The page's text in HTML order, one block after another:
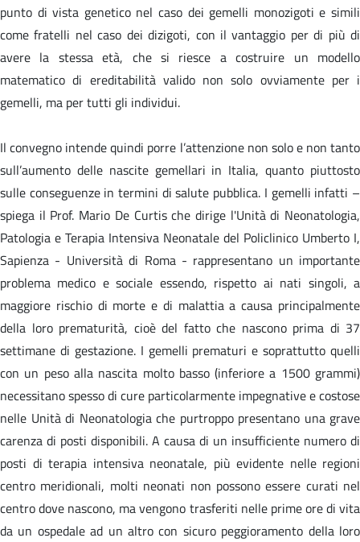
punto di vista genetico nel caso dei gemelli monozigoti e simili
come fratelli nel caso dei dizigoti, con il vantaggio per di più di
avere la stessa età, che si riesce a costruire un modello
matematico di ereditabilità valido non solo ovviamente per i
gemelli, ma per tutti gli individui.
Il convegno intende quindi porre l’attenzione non solo e non tanto
sull’aumento delle nascite gemellari in Italia, quanto piuttosto
sulle conseguenze in termini di salute pubblica. I gemelli infatti –
spiega il Prof. Mario De Curtis che dirige l'Unità di Neonatologia,
Patologia e Terapia Intensiva Neonatale del Policlinico Umberto I,
Sapienza - Università di Roma - rappresentano un importante
problema medico e sociale essendo, rispetto ai nati singoli, a
maggiore rischio di morte e di malattia a causa principalmente
della loro prematurità, cioè del fatto che nascono prima di 37
settimane di gestazione. I gemelli prematuri e soprattutto quelli
con un peso alla nascita molto basso (inferiore a 1500 grammi)
necessitano spesso di cure particolarmente impegnative e costose
nelle Unità di Neonatologia che purtroppo presentano una grave
carenza di posti disponibili. A causa di un insufficiente numero di
posti di terapia intensiva neonatale, più evidente nelle regioni
centro meridionali, molti neonati non possono essere curati nel
centro dove nascono, ma vengono trasferiti nelle prime ore di vita
da un ospedale ad un altro con sicuro peggioramento della loro